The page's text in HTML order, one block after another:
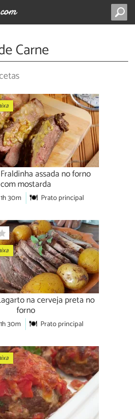
Carne
assada no forno
com mostarda
1h 30m Prato principal
na cerveja preta no
forno
1h 30m Prato principal